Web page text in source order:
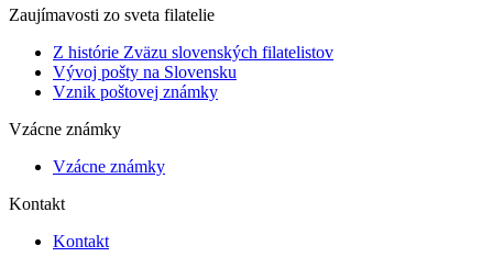
Zaujímavosti zo sveta filatelie
Z histórie Zväzu slovenských filatelistov
Vývoj pošty na Slovensku
Vznik poštovej známky
Vzácne známky
Vzácne známky
Kontakt
Kontakt